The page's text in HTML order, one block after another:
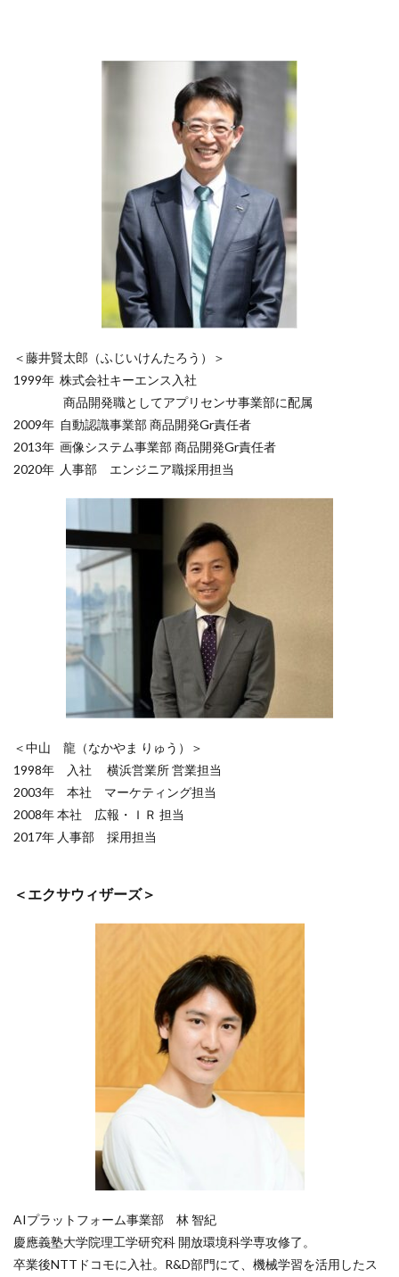
＜藤井賢太郎（ふじいけんたろう）＞
1999年 株式会社キーエンス入社
商品開発職としてアプリセンサ事業部に配属
2009年 自動認識事業部 商品開発Gr責任者
2013年 画像システム事業部 商品開発Gr責任者
2020年 人事部 エンジニア職採用担当
＜中山 龍（なかやま りゅう）＞
1998年 入社
横浜営業所 営業担当
2003年 本社 マーケティング担当
2008年本社 広報・ＩＲ 担当
2017年 人事部 採用担当
＜エクサウィザーズ＞
AIプラットフォーム事業部 林 智紀
慶應義塾大学院理工学研究科 開放環境科学専攻修了。​
卒業後NTTドコモに入社。R&D部門にて、機械学習を活用したス